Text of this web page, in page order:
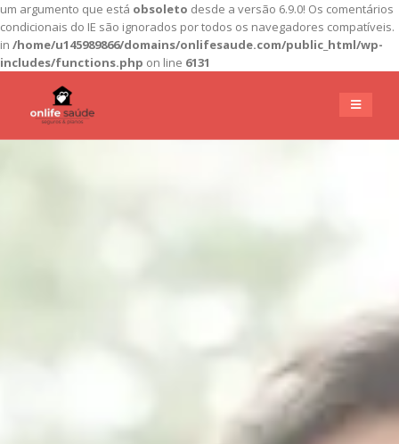
um argumento que está obsoleto desde a versão 6.9.0! Os comentários
condicionais do IE são ignorados por todos os navegadores compatíveis.
in /home/u145989866/domains/onlifesaude.com/public_html/wp-
includes/functions.php on line 6131